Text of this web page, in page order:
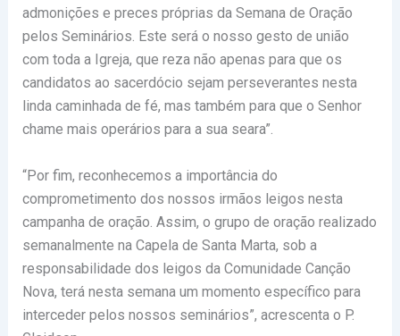
admonições e preces próprias da Semana de Oração
pelos Seminários. Este será o nosso gesto de união
com toda a Igreja, que reza não apenas para que os
candidatos ao sacerdócio sejam perseverantes nesta
linda caminhada de fé, mas também para que o Senhor
chame mais operários para a sua seara”.
“Por fim, reconhecemos a importância do
comprometimento dos nossos irmãos leigos nesta
campanha de oração. Assim, o grupo de oração realizado
semanalmente na Capela de Santa Marta, sob a
responsabilidade dos leigos da Comunidade Canção
Nova, terá nesta semana um momento específico para
interceder pelos nossos seminários”, acrescenta o P.